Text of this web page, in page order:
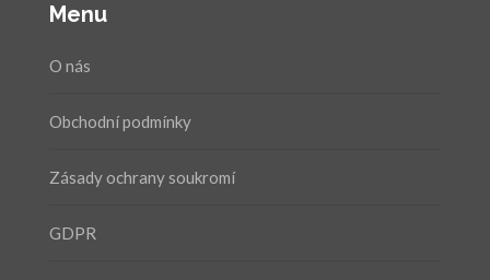
Menu
O nás
Obchodní podmínky
Zásady ochrany soukromí
GDPR